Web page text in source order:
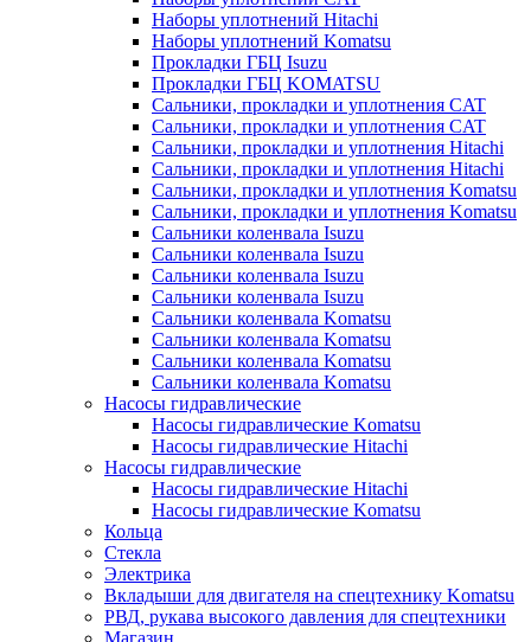
Наборы уплотнений Hitachi
Наборы уплотнений Komatsu
Прокладки ГБЦ Isuzu
Прокладки ГБЦ KOMATSU
Сальники, прокладки и уплотнения CAT
Сальники, прокладки и уплотнения CAT
Сальники, прокладки и уплотнения Hitachi
Сальники, прокладки и уплотнения Hitachi
Сальники, прокладки и уплотнения Komatsu
Сальники, прокладки и уплотнения Komatsu
Сальники коленвала Isuzu
Сальники коленвала Isuzu
Сальники коленвала Isuzu
Сальники коленвала Isuzu
Сальники коленвала Komatsu
Сальники коленвала Komatsu
Сальники коленвала Komatsu
Сальники коленвала Komatsu
Насосы гидравлические
Насосы гидравлические Komatsu
Насосы гидравлические Hitachi
Насосы гидравлические
Насосы гидравлические Hitachi
Насосы гидравлические Komatsu
Кольца
Стекла
Электрика
Вкладыши для двигателя на спецтехнику Komatsu
РВД, рукава высокого давления для спецтехники
Магазин